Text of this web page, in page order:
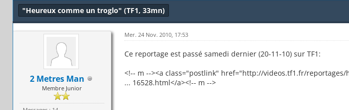
"Heureux comme un troglo" (TF1, 33mn)
2 Metres Man
Membre Junior
Mer. 24 Nov. 2010, 17:53
Ce reportage est passé samedi dernier (20-11-10) sur TF1:
<!-- m --><a class="postlink" href="http://videos.tf1.fr/
... 16528.html</a><!-- m -->